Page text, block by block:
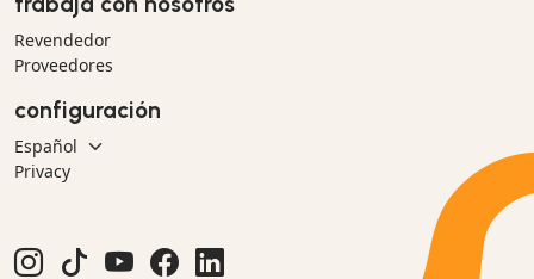
Revendedor
Proveedores
configuración
Privacy